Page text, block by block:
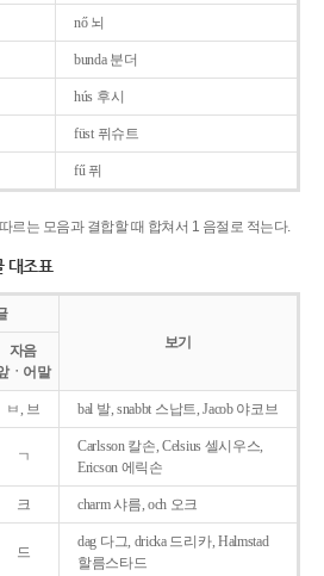
nő 뇌
bunda 분더
hús 후시
füst 퓌슈트
fű 퓌
따르는 모음과 결합할 때 합쳐서 1 음절로 적는다.
대조표
보기
자음
ㆍ어말
ㅂ, 브 bal 발, snabbt 스납트, Jacob 야코브
ㄱ
Carlsson 칼손, Celsius 셀시우스,
Ericson 에릭손
크 charm 샤름, och 오크
드
dag 다그, dricka 드리카, Halmstad
할름스타드